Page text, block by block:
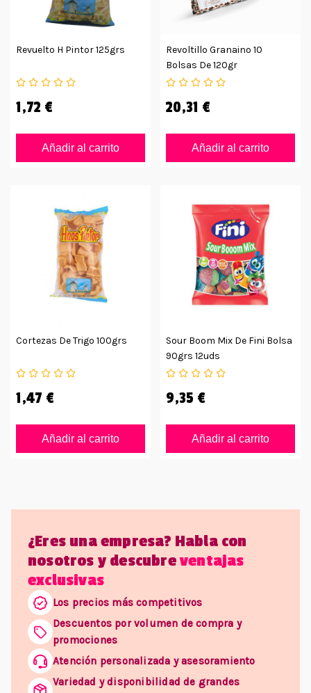
Revuelto H Pintor 125grs
1,72 €
Añadir al carrito
Revoltillo Granaino 10
Bolsas De 120gr
20,31 €
Añadir al carrito
Cortezas De Trigo 100grs
1,47 €
Añadir al carrito
Sour Boom Mix De Fini Bolsa
90grs 12uds
9,35 €
Añadir al carrito
¿Eres una empresa? Habla con
nosotros y descubreventajas
exclusivas
Los precios más competitivos
Descuentos por volumen de compra y
promociones
Atención personalizada y asesoramiento
Variedad y disponibilidad de grandes